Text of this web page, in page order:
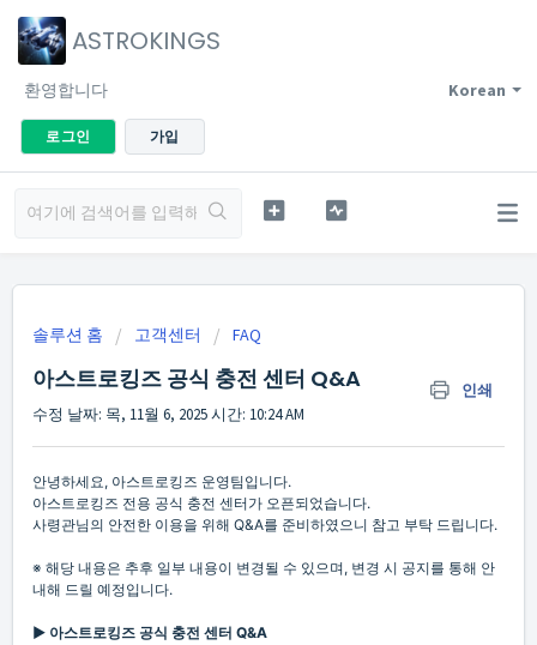
ASTROKINGS
Korean
환영합니다
로그인 가입
솔루션 홈 고객센터 FAQ
아스트로킹즈 공식 충전 센터 Q&A 인쇄
수정 날짜: 목, 11월 6, 2025 시간: 10:24 AM
안녕하세요, 아스트로킹즈 운영팀입니다.
아스트로킹즈 전용 공식 충전 센터가 오픈되었습니다.
사령관님의 안전한 이용을 위해 Q&A를 준비하였으니 참고 부탁 드립니다.
※ 해당 내용은 추후 일부 내용이 변경될 수 있으며, 변경 시 공지를 통해 안
내해 드릴 예정입니다.
▶ 아스트로킹즈 공식 충전 센터 Q&A